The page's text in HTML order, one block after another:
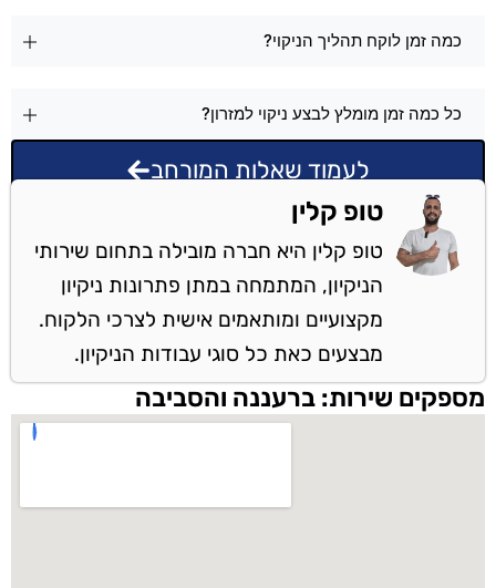
כמה זמן לוקח תהליך הניקוי?
כל כמה זמן מומלץ לבצע ניקוי למזרון?
לעמוד שאלות המורחב
טופ קלין
טופ קלין היא חברה מובילה בתחום שירותי
הניקיון, המתמחה במתן פתרונות ניקיון
מקצועיים ומותאמים אישית לצרכי הלקוח.
מבצעים כאת כל סוגי עבודות הניקיון.
מספקים שירות: ברעננה והסביבה